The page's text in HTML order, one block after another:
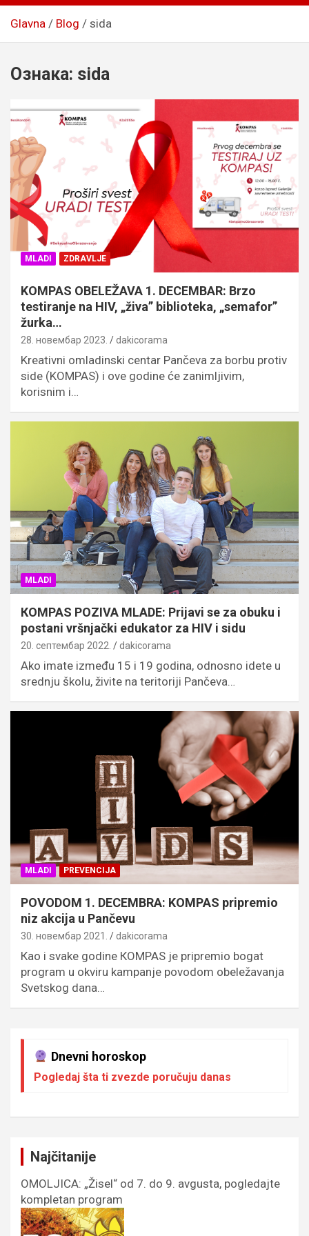
Glavna Blog sida
Ознака: sida
MLADI ZDRAVLJE
KOMPAS OBELEŽAVA 1. DECEMBAR: Brzo
testiranje na HIV, „živa” biblioteka, „semafor”
žurka…
28. новембар 2023. dakicorama
Kreativni omladinski centar Pančeva za borbu protiv
side (KOMPAS) i ove godine će zanimljivim,
korisnim i…
MLADI
КOMPAS POZIVA MLADE: Prijavi se za obuku i
postani vršnjački edukator za HIV i sidu
20. септембар 2022. dakicorama
Ako imate između 15 i 19 godina, odnosno idete u
srednju školu, živite na teritoriji Pančeva…
MLADI PREVENCIJA
POVODOM 1. DECEMBRA: KOMPAS pripremio
niz akcija u Pančevu
30. новембар 2021. dakicorama
Кao i svake godine КOMPAS je pripremio bogat
program u okviru kampanje povodom obeležavanja
Svetskog dana…
Dnevni horoskop
Pogledaj šta ti zvezde poručuju danas
Najčitanije
OMOLJICA: „Žisel“ od 7. do 9. avgusta, pogledajte
kompletan program